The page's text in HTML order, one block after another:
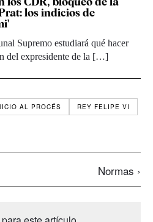
los indicios de
Supremo estudiará qué hacer
del expresidente de la […]
AL PROCÉS
REY FELIPE VI
Normas ›